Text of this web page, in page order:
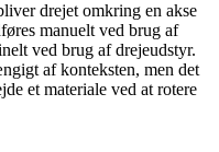
drejet omkring en akse
manuelt ved brug af
ved brug af drejeudstyr.
af konteksten, men det
et materiale ved at rotere